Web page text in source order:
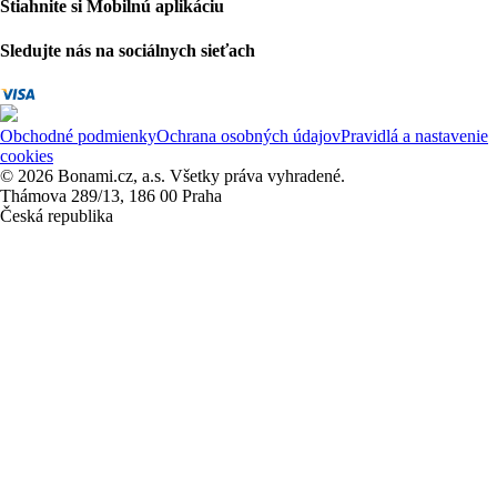
Stiahnite si Mobilnú aplikáciu
Sledujte nás na sociálnych sieťach
Obchodné podmienkyOchrana osobných údajovPravidlá a nastavenie
cookies
© 2026 Bonami.cz, a.s. Všetky práva vyhradené.
Thámova 289/13, 186 00 Praha
Česká republika